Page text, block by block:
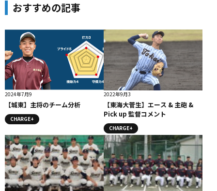
おすすめの記事
2024年7月9
【城東】主将のチーム分析
CHARGE+
2022年9月3
【東海大菅生】エース & 主砲 &
Pick up 監督コメント
CHARGE+